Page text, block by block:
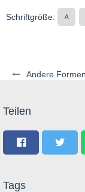
Andere
Schriftgröße: A
Teilen
Tags